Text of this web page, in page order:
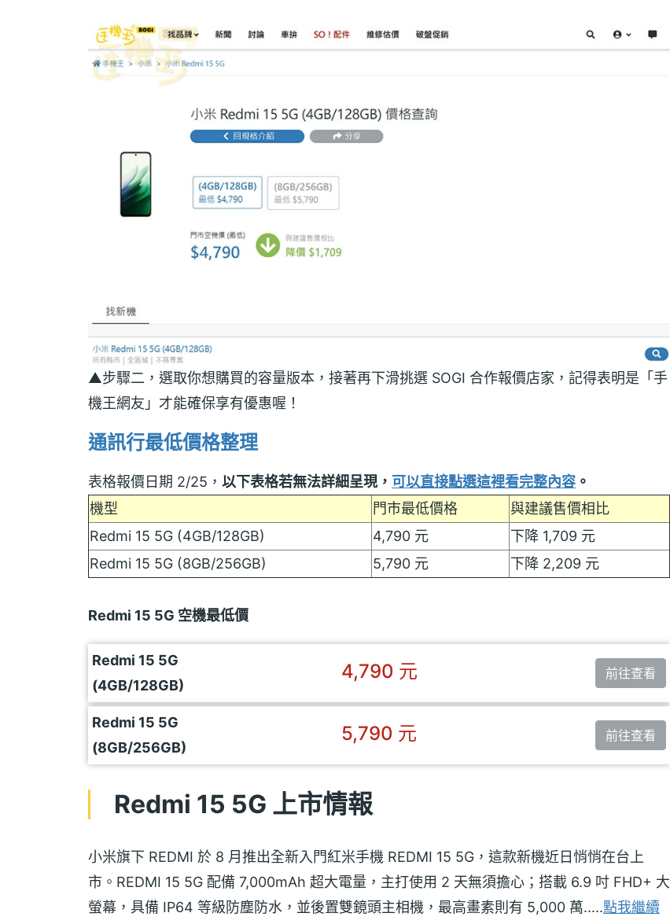
▲步驟二，選取你想購買的容量版本，接著再下滑挑選 SOGI 合作報價店家，記得表明是「手
機王網友」才能確保享有優惠喔！
通訊行最低價格整理
表格報價日期 2/25， 以下表格若無法詳細呈現， 可以直接點選這裡看完整內容 。
機型
門市最低價格
與建議售價相比
Redmi 15 5G (4GB/128GB)
4,790 元
下降 1,709 元
Redmi 15 5G (8GB/256GB)
5,790 元 下降 2,209 元
Redmi 15 5G 空機最低價
Redmi 15 5G
(4GB/128GB)
4,790 元 前往查看
Redmi 15 5G
(8GB/256GB)
5,790 元 前往查看
Redmi 15 5G 上市情報
​小米旗下 REDMI 於 8 月推出全新入門紅米手機 REDMI 15 5G，這款新機近日悄悄在台上
市。REDMI 15 5G 配備 7,000mAh 超大電量，主打使用 2 天無須擔心；搭載 6.9 吋 FHD+ 大
螢幕，具備 IP64 等級防塵防水，並後置雙鏡頭主相機，最高畫素則有 5,000 萬.....點我繼續